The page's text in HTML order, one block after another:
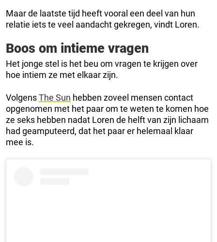
Maar de laatste tijd heeft vooral een deel van hun
relatie iets te veel aandacht gekregen, vindt Loren.
Boos om intieme vragen
Het jonge stel is het beu om vragen te krijgen over
hoe intiem ze met elkaar zijn.
VolgensThe Sun hebben zoveel mensen contact
opgenomen met het paar om te weten te komen hoe
ze seks hebben nadat Loren de helft van zijn lichaam
had geamputeerd, dat het paar er helemaal klaar
mee is.